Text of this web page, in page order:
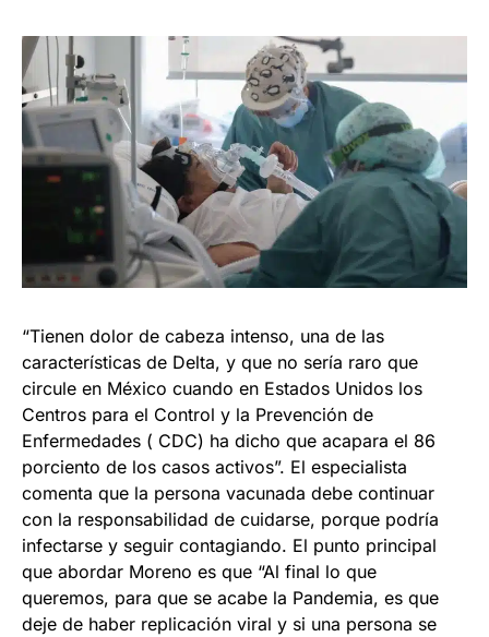
“Tienen dolor de cabeza intenso, una de las
características de Delta, y que no sería raro que
circule en México cuando en Estados Unidos los
Centros para el Control y la Prevención de
Enfermedades ( CDC) ha dicho que acapara el 86
porciento de los casos activos”. El especialista
comenta que la persona vacunada debe continuar
con la responsabilidad de cuidarse, porque podría
infectarse y seguir contagiando. El punto principal
que abordar Moreno es que “Al final lo que
queremos, para que se acabe la Pandemia, es que
deje de haber replicación viral y si una persona se